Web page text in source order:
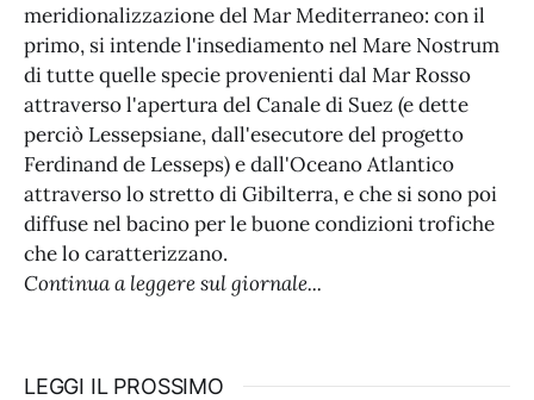
meridionalizzazione del Mar Mediterraneo: con il
primo, si intende l'insediamento nel Mare Nostrum
di tutte quelle specie provenienti dal Mar Rosso
attraverso l'apertura del Canale di Suez (e dette
perciò Lessepsiane, dall'esecutore del progetto
Ferdinand de Lesseps) e dall'Oceano Atlantico
attraverso lo stretto di Gibilterra, e che si sono poi
diffuse nel bacino per le buone condizioni trofiche
che lo caratterizzano.
Continua a leggere sul giornale...
LEGGI IL PROSSIMO